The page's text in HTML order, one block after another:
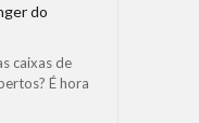
do
caixas de
É hora